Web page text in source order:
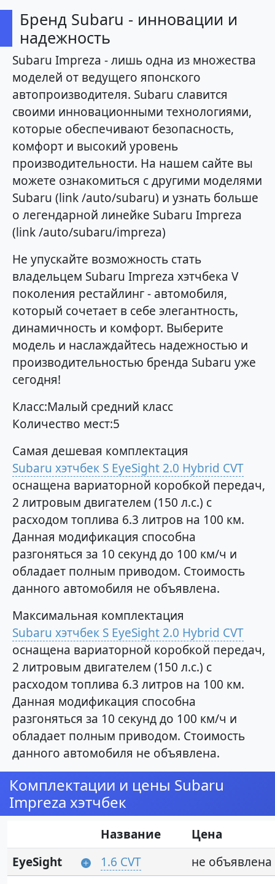
Бренд Subaru - инновации и
надежность
Subaru Impreza - лишь одна из множества
моделей от ведущего японского
автопроизводителя. Subaru славится
своими инновационными технологиями,
которые обеспечивают безопасность,
комфорт и высокий уровень
производительности. На нашем сайте вы
можете ознакомиться с другими моделями
Subaru (link /auto/subaru) и узнать больше
о легендарной линейке Subaru Impreza
(link /auto/subaru/impreza)
Не упускайте возможность стать
владельцем Subaru Impreza хэтчбека V
поколения рестайлинг - автомобиля,
который сочетает в себе элегантность,
динамичность и комфорт. Выберите
модель и наслаждайтесь надежностью и
производительностью бренда Subaru уже
сегодня!
Класс:Малый средний класс
Количество мест:5
Самая дешевая комплектация
Subaru хэтчбек S EyeSight 2.0 Hybrid CVT
оснащена вариаторной коробкой передач,
2 литровым двигателем (150 л.с.) с
расходом топлива 6.3 литров на 100 км.
Данная модификация способна
разгоняться за 10 секунд до 100 км/ч и
обладает полным приводом. Стоимость
данного автомобиля не объявлена.
Максимальная комплектация
Subaru хэтчбек S EyeSight 2.0 Hybrid CVT
оснащена вариаторной коробкой передач,
2 литровым двигателем (150 л.с.) с
расходом топлива 6.3 литров на 100 км.
Данная модификация способна
разгоняться за 10 секунд до 100 км/ч и
обладает полным приводом. Стоимость
данного автомобиля не объявлена.
Комплектации и цены Subaru
Impreza хэтчбек
Название
Цена
EyeSight
1.6 CVT
не объявлена